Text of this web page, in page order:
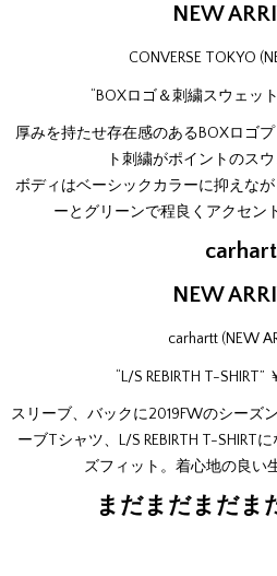
NEW
CONVERSE TOKYO
“BOXロゴ＆刺繍スウェッ
厚みを持たせ存在感のあるBOXロゴ
ト刺繍がポイントのスウ
ボディはベーシックカラーに抑えな
ーとグリーンで程良くアクセン
NEW
carhartt (NEW
“L/S REBIRTH T-
スリーブ、バックに2019FWのシーズ
ーブTシャツ、L/S REBIRTH T-SHIRT
ズフィット。着心地の良い
まだまだまだま